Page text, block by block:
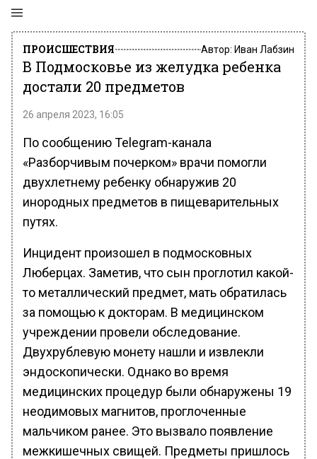
ПРОИСШЕСТВИЯ Автор: Иван Лабзин
В Подмосковье из желудка ребенка
достали 20 предметов
26 апреля 2023, 16:05
По сообщению Telegram-канала
«Разборчивым почерком» врачи помогли
двухлетнему ребенку обнаружив 20
инородных предметов в пищеварительных
путях.
Инцидент произошел в подмосковных
Люберцах. Заметив, что сын проглотил какой-
то металлический предмет, мать обратилась
за помощью к докторам. В медицинском
учреждении провели обследование.
Двухрублевую монету нашли и извлекли
эндоскопически. Однако во время
медицинских процедур были обнаружены 19
неодимовых магнитов, проглоченные
мальчиком ранее. Это вызвало появление
межкишечных свищей. Предметы пришлось